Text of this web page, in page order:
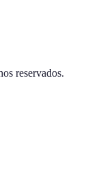
reservados.